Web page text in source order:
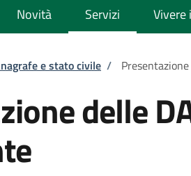
Novità Servizi Vivere
pane
e stato civile /
delle